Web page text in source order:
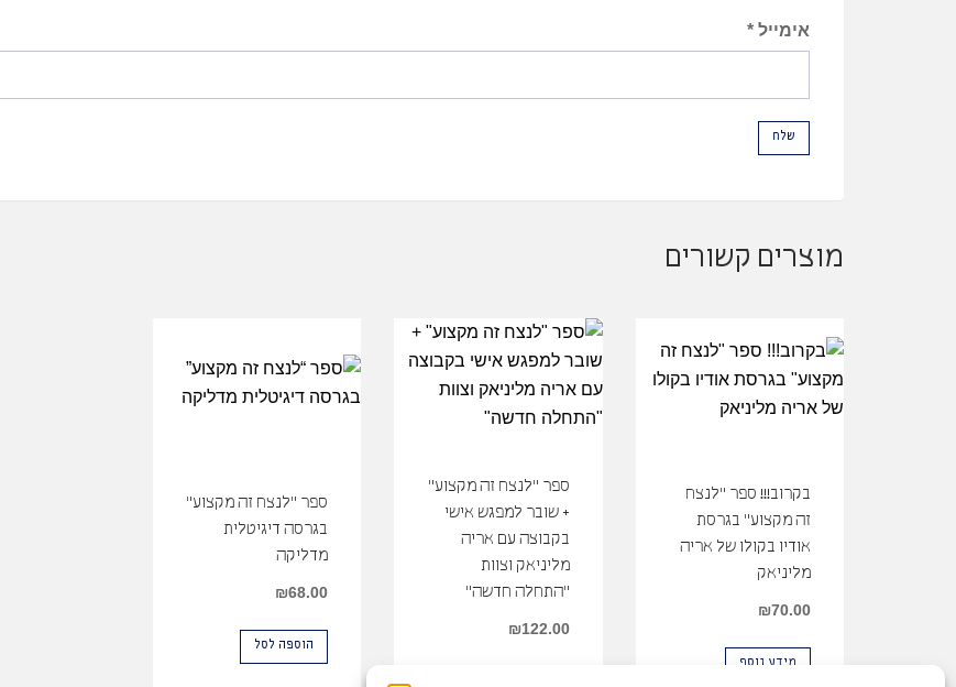
אימייל *
מוצרים קשורים
בקרוב!!! ספר "לנצח
זה מקצוע" בגרסת
אודיו בקולו של אריה
מליניאק
₪70.00
מידע נוסף
ספר "לנצח זה מקצוע"
+ שובר למפגש אישי
בקבוצה עם אריה
מליניאק וצוות
"התחלה חדשה"
₪122.00
ספר "לנצח זה מקצוע"
בגרסה דיגיטלית
מדליקה
₪68.00
הוספה לסל